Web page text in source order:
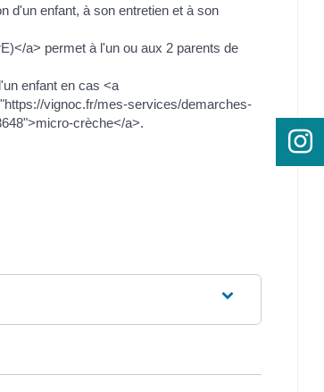
d'un enfant, à son entretien et à son
a> permet à l'un ou aux 2 parents de
enfant en cas <a
vignoc.fr/mes-services/demarches-
crèche</a>.